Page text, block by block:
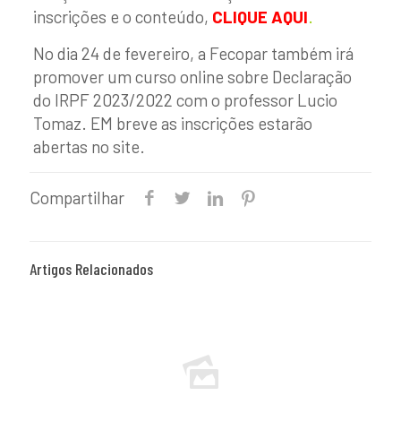
inscrições e o conteúdo, CLIQUE AQUI.
No dia 24 de fevereiro, a Fecopar também irá
promover um curso online sobre Declaração
do IRPF 2023/2022 com o professor Lucio
Tomaz. EM breve as inscrições estarão
abertas no site.
Compartilhar
Artigos Relacionados